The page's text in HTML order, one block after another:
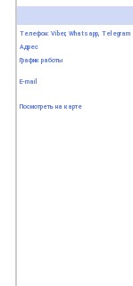
Телефон: Viber, Whatsapp, Telegram
Адрес
График работы
E-mail
Посмотреть на карте